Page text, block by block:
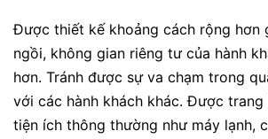
Được thiết kế khoảng cách rộng hơn
ngồi, không gian riêng tư của hành
hơn. Tránh được sự va chạm trong
với các hành khách khác. Được
tiện ích thông thường như máy lạnh,